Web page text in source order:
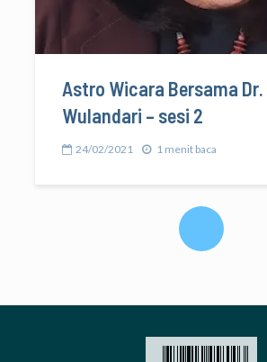
Astro Wicara Bersama
Wulandari – sesi 2
24/02/2021 1 menit baca